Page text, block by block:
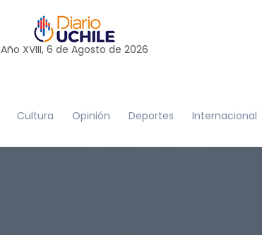
Año XVIII, 6 de Agosto de 2026
Cultura Opinión Deportes Internacional